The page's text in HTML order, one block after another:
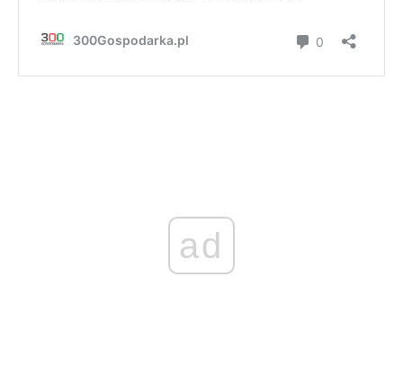
ad